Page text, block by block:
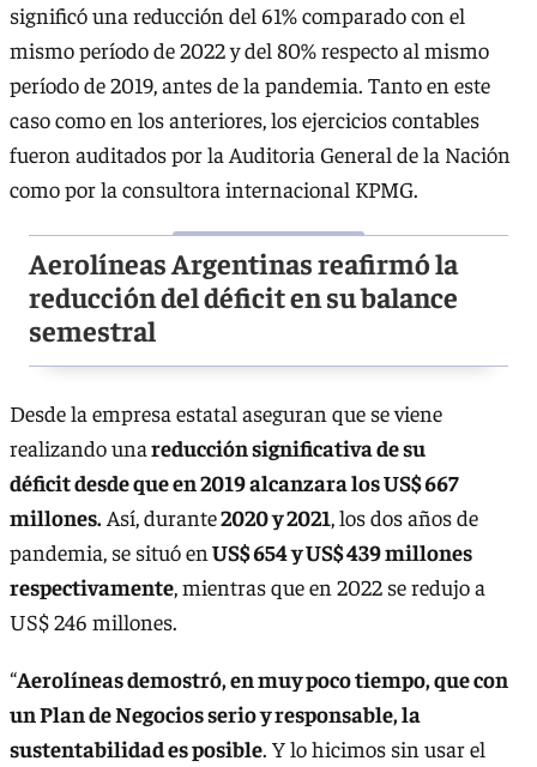
significó una reducción del 61% comparado con el
mismo período de 2022 y del 80% respecto al mismo
período de 2019, antes de la pandemia. Tanto en este
caso como en los anteriores, los ejercicios contables
fueron auditados por la Auditoria General de la Nación
como por la consultora internacional KPMG.
Aerolíneas Argentinas reafirmó la
reducción del déficit en su balance
semestral
Desde la empresa estatal aseguran que se viene
realizando unareducción significativa de su
déficit desde que en 2019 alcanzara los US$ 667
millones. Así, durante2020 y 2021, los dos años de
pandemia, se situó en US$ 654 y US$ 439 millones
respectivamente, mientras que en 2022 se redujo a
US$ 246 millones.
“Aerolíneas demostró, en muy poco tiempo, que con
un Plan de Negocios serio y responsable, la
sustentabilidad es posible. Y lo hicimos sin usar el